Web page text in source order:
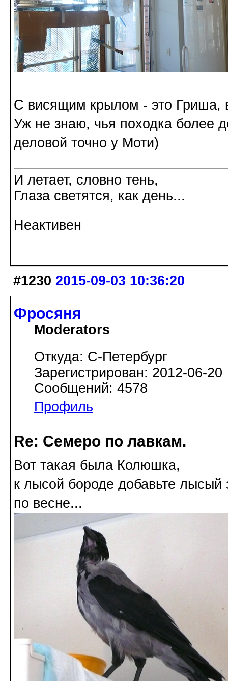
С висящим крылом - это Гриша,
Уж не знаю, чья походка более
деловой точно у Моти)
И летает, словно тень,
Глаза светятся, как день...
Неактивен
#1230 2015-09-03 10:36:20
Фросяня
Moderators
Откуда: С-Петербург
Зарегистрирован: 2012-06-20
Сообщений: 4578
Профиль
Re: Семеро по лавкам.
Вот такая была Колюшка,
к лысой бороде добавьте
по весне...